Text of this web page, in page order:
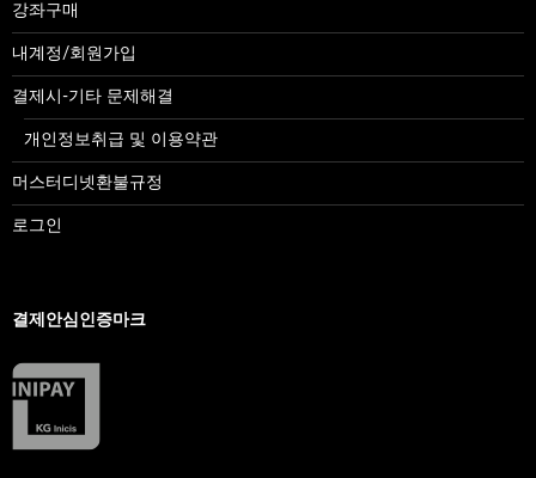
강좌구매
내계정/회원가입
결제시-기타 문제해결
개인정보취급 및 이용약관
머스터디넷환불규정
로그인
결제안심인증마크